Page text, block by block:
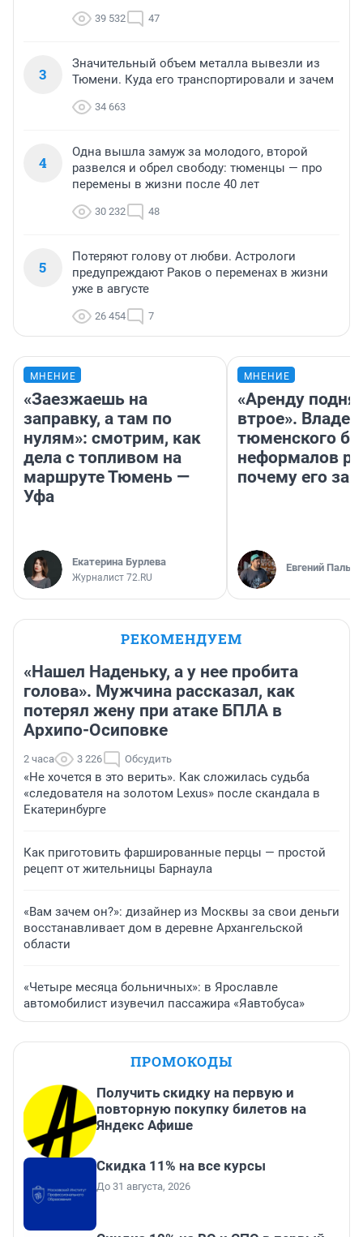
39 532 47
3
Значительный объем металла вывезли из
Тюмени. Куда его транспортировали и зачем
34 663
4
Одна вышла замуж за молодого, второй
развелся и обрел свободу: тюменцы — про
перемены в жизни после 40 лет
30 232 48
5
Потеряют голову от любви. Астрологи
предупреждают Раков о переменах в жизни
уже в августе
26 454 7
МНЕНИЕ
«Заезжаешь на
заправку, а там по
нулям»: смотрим, как
дела с топливом на
маршруте Тюмень —
Уфа
Екатерина Бурлева
Журналист 72.RU
МНЕНИЕ
«Аренду
втрое».
тюменского
неформалов
почему его
Евгений
РЕКОМЕНДУЕМ
«Нашел Наденьку, а у нее пробита
голова». Мужчина рассказал, как
потерял жену при атаке БПЛА в
Архипо-Осиповке
2 часа 3 226 Обсудить
«Не хочется в это верить». Как сложилась судьба
«следователя на золотом Lexus» после скандала в
Екатеринбурге
Как приготовить фаршированные перцы — простой
рецепт от жительницы Барнаула
«Вам зачем он?»: дизайнер из Москвы за свои деньги
восстанавливает дом в деревне Архангельской
области
«Четыре месяца больничных»: в Ярославле
автомобилист изувечил пассажира «Яавтобуса»
ПРОМОКОДЫ
Получить скидку на первую и
повторную покупку билетов на
Яндекс Афише
Скидка 11% на все курсы
До 31 августа, 2026